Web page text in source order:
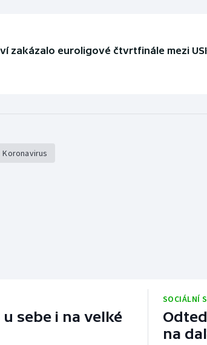
zakázalo euroligové čtvrtfinále mezi
Koronavirus
sebe i na velké
SOCIÁLNÍ
na